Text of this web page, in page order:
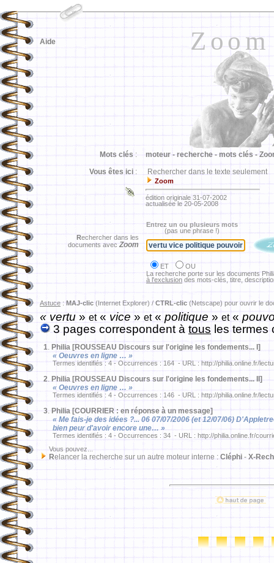
Zoom
Aide
Mots clés : moteur - recherche - mots clés -
Vous êtes ici : Rechercher dans le texte seulement
Zoom
édition originale 31-07-2002
actualisée le 20-05-2008
Rechercher dans les
documents avec Zoom
Entrez un ou plusieurs mots
(pas une phrase !)
ET
OU
La recherche porte sur les documents
à l'exclusion des mots-clés, titre,
Astuce : MAJ-clic (Internet Explorer) / CTRL-clic (Netscape) pour ouvrir le
« vertu » et« vice » et« politique » et«
3 pages correspondent à tous les termes
1. Philia [ROUSSEAU Discours sur l'origine les fondements... I]
« Oeuvres en ligne … »
Termes identifiés : 4 - Occurrences : 164 - URL : http://philia.online.fr/
2. Philia [ROUSSEAU Discours sur l'origine les fondements... II]
« Oeuvres en ligne … »
Termes identifiés : 4 - Occurrences : 146 - URL : http://philia.online.fr/
3. Philia [COURRIER : en réponse à un message]
« Me fais-je des idées ?... 06 07/07/2006 (et 12/07/06)
bien peur d'avoir encore une… »
Termes identifiés : 4 - Occurrences : 34 - URL : http://philia.online.fr/
Vous pouvez...
Relancer la recherche sur un autre moteur interne : Cléphi - X-